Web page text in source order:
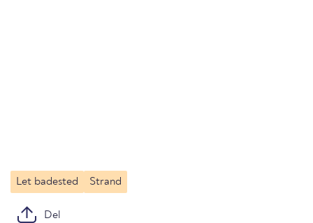
Let badested Strand
Del